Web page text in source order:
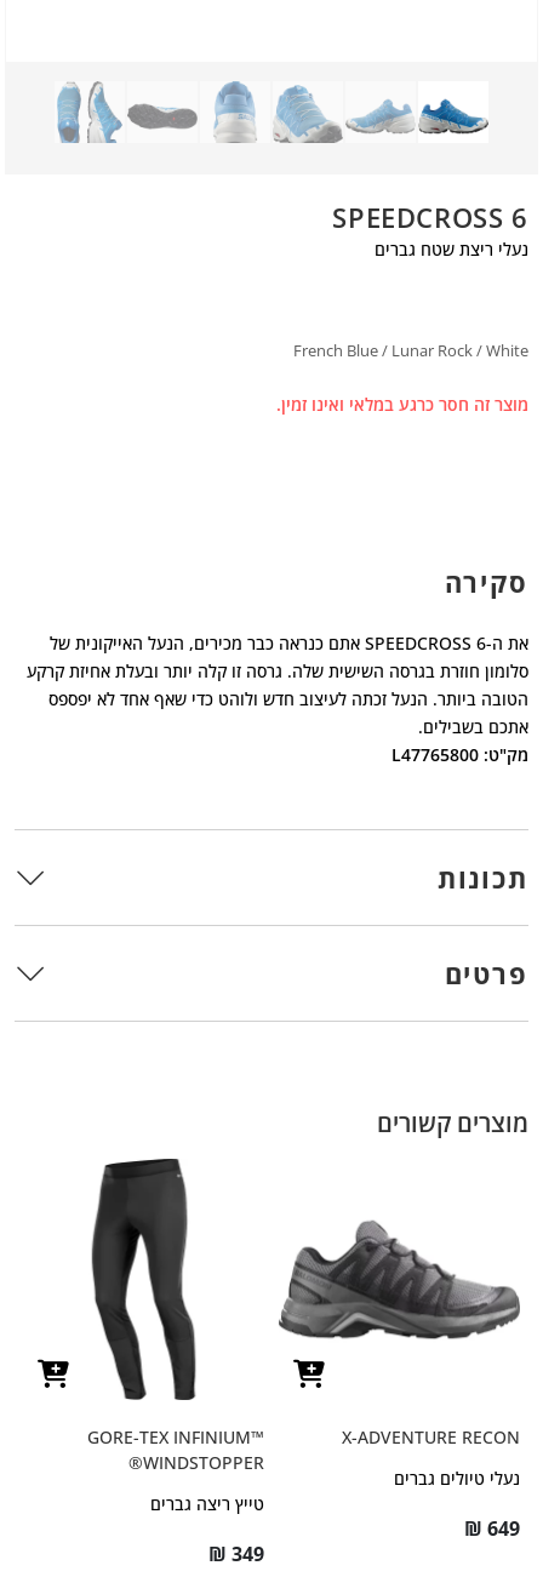
SPEEDCROSS 6
נעלי ריצת שטח גברים
French Blue / Lunar Rock / White
מוצר זה חסר כרגע במלאי ואינו זמין.
סקירה
את ה-SPEEDCROSS 6 אתם כנראה כבר מכירים, הנעל האייקונית של
סלומון חוזרת בגרסה השישית שלה. גרסה זו קלה יותר ובעלת אחיזת קרקע
הטובה ביותר. הנעל זכתה לעיצוב חדש ולוהט כדי שאף אחד לא יפספס
אתכם בשבילים.
מק"ט: L47765800
תכונות
פרטים
מוצרים קשורים
X-ADVENTURE RECON
נעלי טיולים גברים
₪ 649
GORE-TEX INFINIUM™
WINDSTOPPER®
טייץ ריצה גברים
₪ 349